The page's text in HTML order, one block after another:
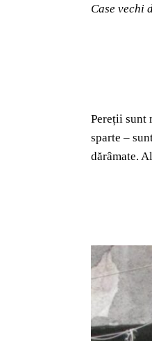
Case vechi
Pereții sunt
sparte –
dărâmate.